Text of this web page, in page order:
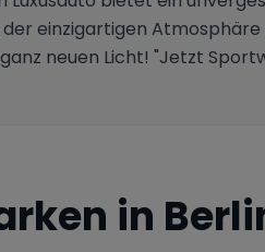
einzigartigen
neuen Licht! "Jetzt
in